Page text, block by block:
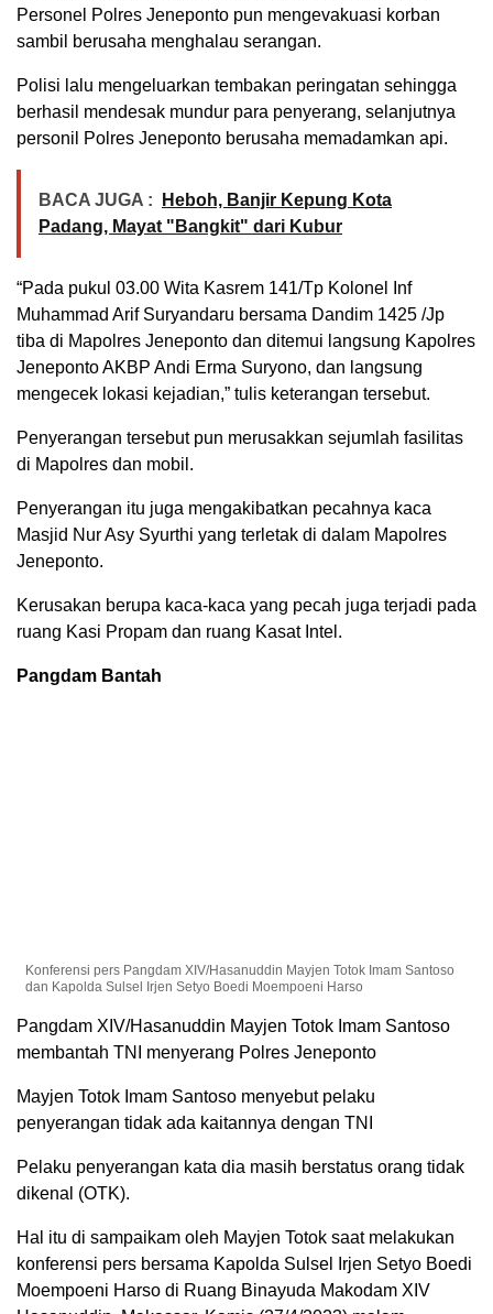
Personel Polres Jeneponto pun mengevakuasi korban
sambil berusaha menghalau serangan.
Polisi lalu mengeluarkan tembakan peringatan sehingga
berhasil mendesak mundur para penyerang, selanjutnya
personil Polres Jeneponto berusaha memadamkan api.
BACA JUGA :
Heboh, Banjir Kepung Kota
Padang, Mayat "Bangkit" dari Kubur
“Pada pukul 03.00 Wita Kasrem 141/Tp Kolonel Inf
Muhammad Arif Suryandaru bersama Dandim 1425 /Jp
tiba di Mapolres Jeneponto dan ditemui langsung Kapolres
Jeneponto AKBP Andi Erma Suryono, dan langsung
mengecek lokasi kejadian,” tulis keterangan tersebut.
Penyerangan tersebut pun merusakkan sejumlah fasilitas
di Mapolres dan mobil.
Penyerangan itu juga mengakibatkan pecahnya kaca
Masjid Nur Asy Syurthi yang terletak di dalam Mapolres
Jeneponto.
Kerusakan berupa kaca-kaca yang pecah juga terjadi pada
ruang Kasi Propam dan ruang Kasat Intel.
Pangdam Bantah
Konferensi pers Pangdam XIV/Hasanuddin Mayjen Totok Imam Santoso
dan Kapolda Sulsel Irjen Setyo Boedi Moempoeni Harso
Pangdam XIV/Hasanuddin Mayjen Totok Imam Santoso
membantah TNI menyerang Polres Jeneponto
Mayjen Totok Imam Santoso menyebut pelaku
penyerangan tidak ada kaitannya dengan TNI
Pelaku penyerangan kata dia masih berstatus orang tidak
dikenal (OTK).
Hal itu di sampaikam oleh Mayjen Totok saat melakukan
konferensi pers bersama Kapolda Sulsel Irjen Setyo Boedi
Moempoeni Harso di Ruang Binayuda Makodam XIV